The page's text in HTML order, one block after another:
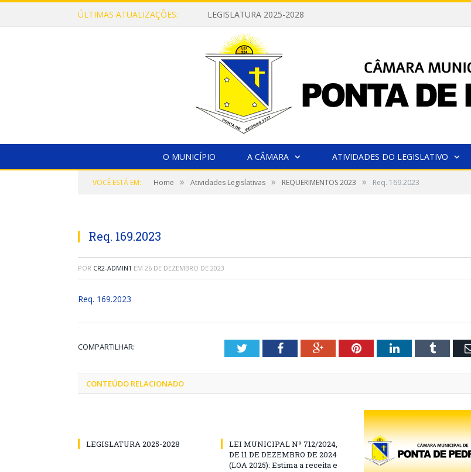
ÚLTIMAS ATUALIZAÇÕES: LEGISLATURA 2025-2028
O MUNICÍPIO A CÂMARA ATIVIDADES DO LEGISLATIVO
VOCÊ ESTÁ EM: Home » Atividades Legislativas » REQUERIMENTOS 2023 » Req. 169.2023
Req. 169.2023
POR CR2-ADMIN1 EM 26 DE DEZEMBRO DE 2023
Req. 169.2023
COMPARTILHAR: TwitterFacebookGoogle+PinterestLinkedInTumblr
CONTEÚDO RELACIONADO
LEGISLATURA 2025-2028
LEI MUNICIPAL Nº 712/2024,
DE 11 DE DEZEMBRO DE 2024
(LOA 2025): Estima a receita e